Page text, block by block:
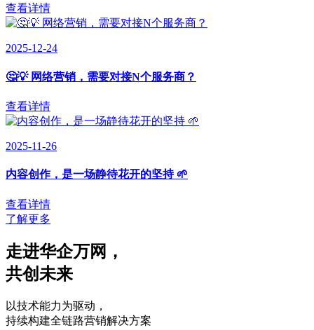
查看详情
2025-12-24
🤔💡 网络营销，需要对接N个服务商？
查看详情
2025-11-26
内容创作，是一场静待花开的坚持 🌱
查看详情
了解更多
走进华企万网 ，
共创未来
以技术能力为驱动 ，
持续构建全链路营销解决方案